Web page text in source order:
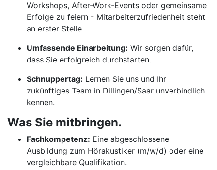
Workshops, After-Work-Events oder gemeinsame
Erfolge zu feiern - Mitarbeiterzufriedenheit steht
an erster Stelle.
Umfassende Einarbeitung: Wir sorgen dafür,
dass Sie erfolgreich durchstarten.
Schnuppertag: Lernen Sie uns und Ihr
zukünftiges Team in Dillingen/Saar unverbindlich
kennen.
Was Sie mitbringen.
Fachkompetenz: Eine abgeschlossene
Ausbildung zum Hörakustiker (m/w/d) oder eine
vergleichbare Qualifikation.